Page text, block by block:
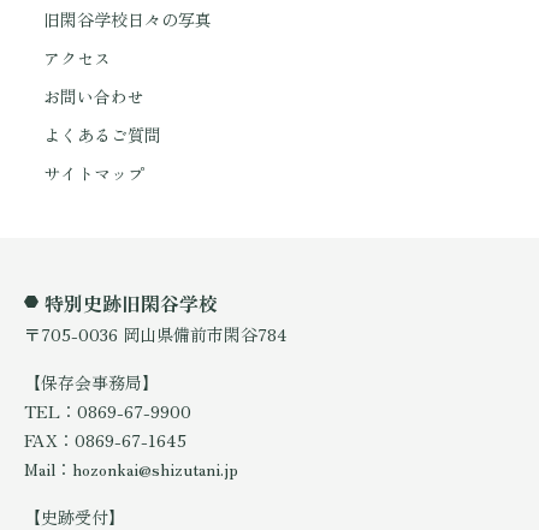
旧閑谷学校日々の写真
アクセス
お問い合わせ
よくあるご質問
サイトマップ
特別史跡旧閑谷学校
〒705-0036 岡山県備前市閑谷784
【保存会事務局】
TEL：0869-67-9900
FAX：0869-67-1645
Mail：hozonkai@shizutani.jp
【史跡受付】